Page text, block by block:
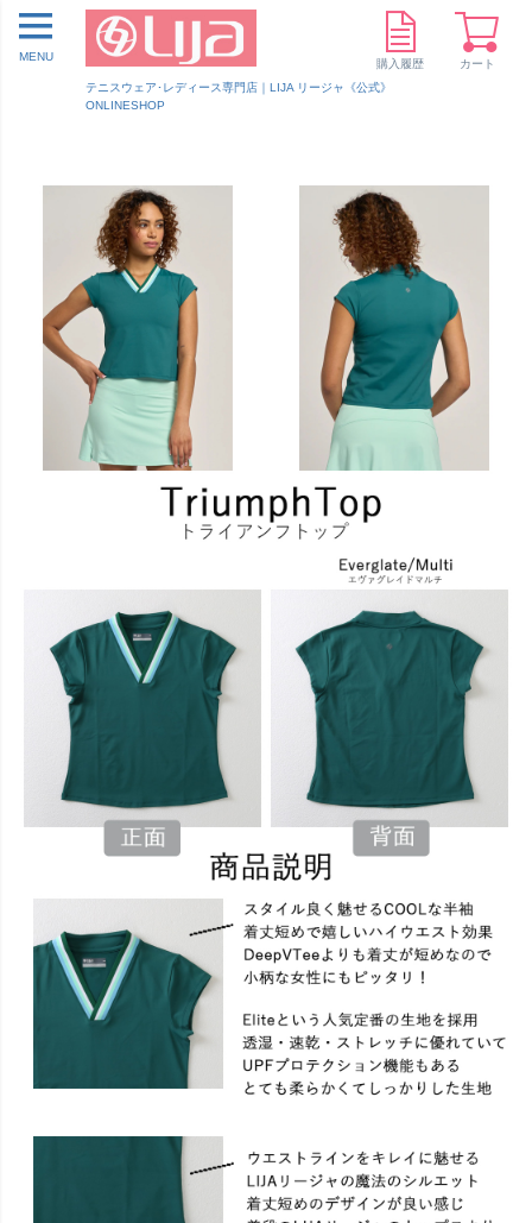
テニスウェア･レディース専門店｜LIJA リージャ《公式》
ONLINESHOP
MENU
購入履歴 カート